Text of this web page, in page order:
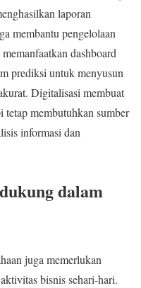
laporan
membantu pengelolaan
dashboard
prediksi untuk menyusun
Digitalisasi membuat
tetap membutuhkan sumber
informasi dan
dalam
juga memerlukan
bisnis sehari-hari.